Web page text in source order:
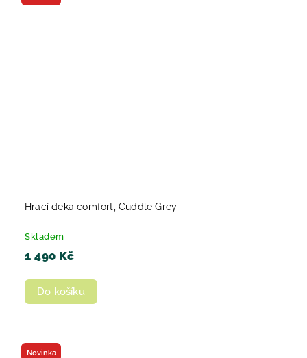
Hrací deka comfort, Cuddle Grey
Skladem
1 490 Kč
Do košíku
Novinka